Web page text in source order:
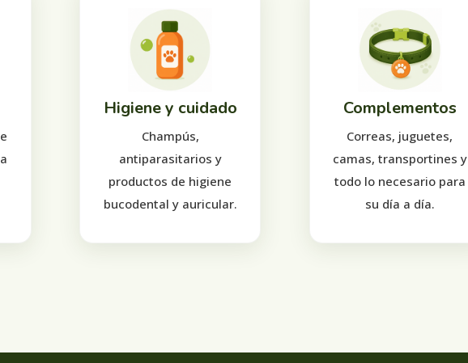
Higiene y cuidado
Champús,
antiparasitarios y
productos de higiene
bucodental y auricular.
Complementos
Correas, juguetes,
camas, transportines y
todo lo necesario para
su día a día.